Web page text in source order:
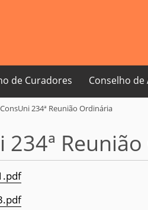
de Curadores Conselho
ConsUni 234ª Reunião Ordinária
234ª